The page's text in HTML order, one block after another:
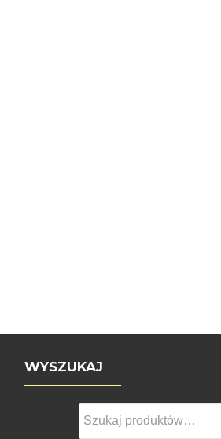
WYSZUKAJ
Szukaj: